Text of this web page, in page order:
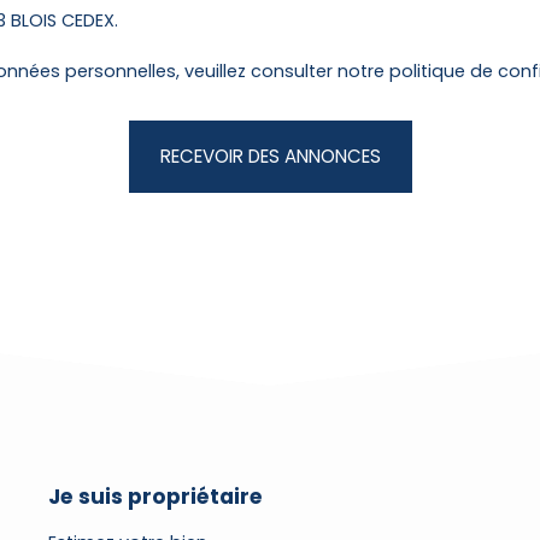
CEDEX.
personnelles, veuillez consulter notre politique de
RECEVOIR DES ANNONCES
Je suis propriétaire